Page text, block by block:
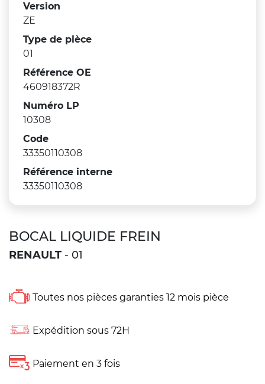
Version
ZE
Type de pièce
01
Référence OE
460918372R
Numéro LP
10308
Code
33350110308
Référence interne
33350110308
BOCAL LIQUIDE FREIN
RENAULT - 01
Toutes nos pièces garanties 12 mois pièce
Expédition sous 72H
Paiement en 3 fois